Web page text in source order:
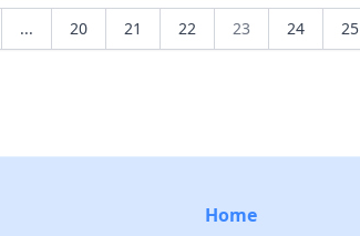
... 20 21 22 23 24 25
Home